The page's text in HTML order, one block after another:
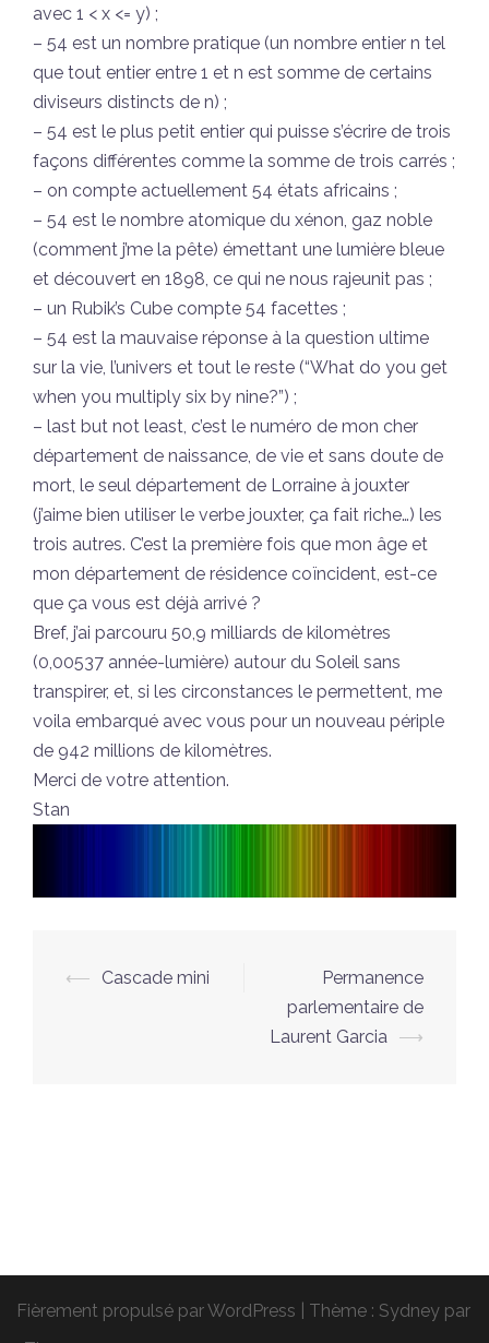
avec 1 < x <= y) ;
– 54 est un nombre pratique (un nombre entier n tel
que tout entier entre 1 et n est somme de certains
diviseurs distincts de n) ;
– 54 est le plus petit entier qui puisse s’écrire de trois
façons différentes comme la somme de trois carrés ;
– on compte actuellement 54 états africains ;
– 54 est le nombre atomique du xénon, gaz noble
(comment j’me la pête) émettant une lumière bleue
et découvert en 1898, ce qui ne nous rajeunit pas ;
– un Rubik’s Cube compte 54 facettes ;
– 54 est la mauvaise réponse à la question ultime
sur la vie, l’univers et tout le reste (“What do you get
when you multiply six by nine?”) ;
– last but not least, c’est le numéro de mon cher
département de naissance, de vie et sans doute de
mort, le seul département de Lorraine à jouxter
(j’aime bien utiliser le verbe jouxter, ça fait riche…) les
trois autres. C’est la première fois que mon âge et
mon département de résidence coïncident, est-ce
que ça vous est déjà arrivé ?
Bref, j’ai parcouru 50,9 milliards de kilomètres
(0,00537 année-lumière) autour du Soleil sans
transpirer, et, si les circonstances le permettent, me
voila embarqué avec vous pour un nouveau périple
de 942 millions de kilomètres.
Merci de votre attention.
Stan
Navigation
⟵ Cascade mini
Permanence
parlementaire de
Laurent Garcia ⟶
Fièrement propulsé par WordPress Thème : Sydney par